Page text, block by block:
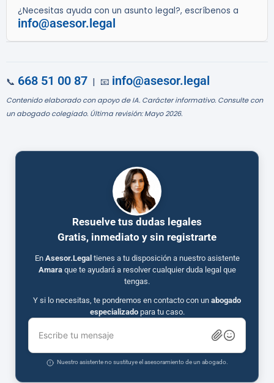
¿Necesitas ayuda con un asunto legal?, escríbenos a
info@asesor.legal
📞 668 51 00 87 | 📧 info@asesor.legal
Contenido elaborado con apoyo de IA. Carácter informativo. Consulte con
un abogado colegiado. Última revisión: Mayo 2026.
Resuelve tus dudas legales
Gratis, inmediato y sin registrarte
En Asesor.Legal tienes a tu disposición a nuestro asistente
Amaraque te ayudará a resolver cualquier duda legal que
tengas.
Y si lo necesitas, te pondremos en contacto con un abogado
especializadopara tu caso.
Escribe tu mensaje
Nuestro asistente no sustituye el asesoramiento de un abogado.